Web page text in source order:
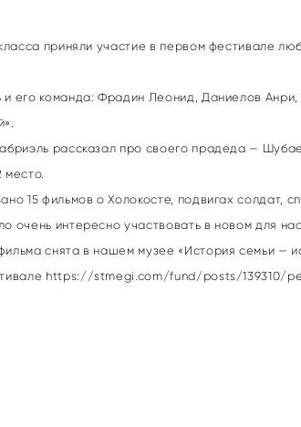
приняли участие в первом фестивале
и его команда: Фрадин Леонид, Даниелов
рассказал про своего прадеда —
место.
15 фильмов о Холокосте, подвигах солдат,
очень интересно участвовать в новом для
снята в нашем музее «История семьи —
https://stmegi.com/fund/posts/139310/